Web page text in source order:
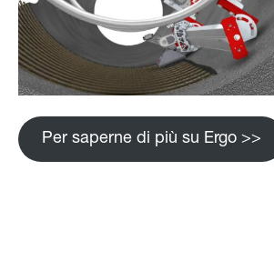
Per saperne di più su Ergo >>